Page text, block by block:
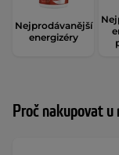
Nejprodávanější
energizéry
Proč nakupovat u